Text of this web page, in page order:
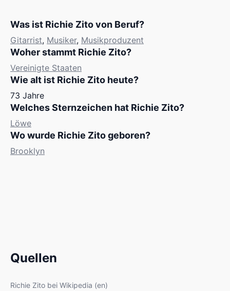
Was ist Richie Zito von Beruf?
Gitarrist, Musiker, Musikproduzent
Woher stammt Richie Zito?
Vereinigte Staaten
Wie alt ist Richie Zito heute?
73 Jahre
Welches Sternzeichen hat Richie Zito?
Löwe
Wo wurde Richie Zito geboren?
Brooklyn
Quellen
Richie Zito bei Wikipedia (en)